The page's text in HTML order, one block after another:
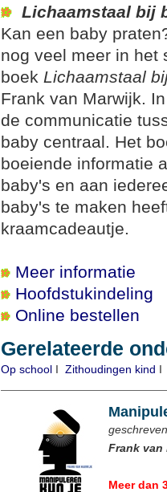
Lichaamstaal bij
Kan een baby
nog veel meer in het
boek Lichaamstaal
Frank van Marwijk.
de communicatie
baby centraal. Het
boeiende informatie
baby's en aan
baby's te maken
kraamcadeautje.
Meer informatie
Hoofdstukindeling
Online bestellen
Gerelateerde
Op school I Zithoudingen kind
Frank van
Meer dan